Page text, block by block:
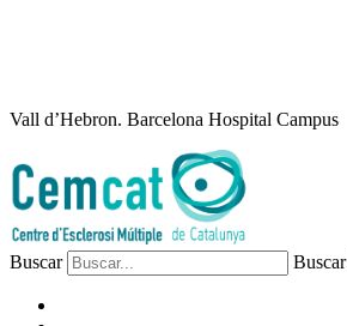
Vall d’Hebron. Barcelona Hospital Campus
Buscar Buscar